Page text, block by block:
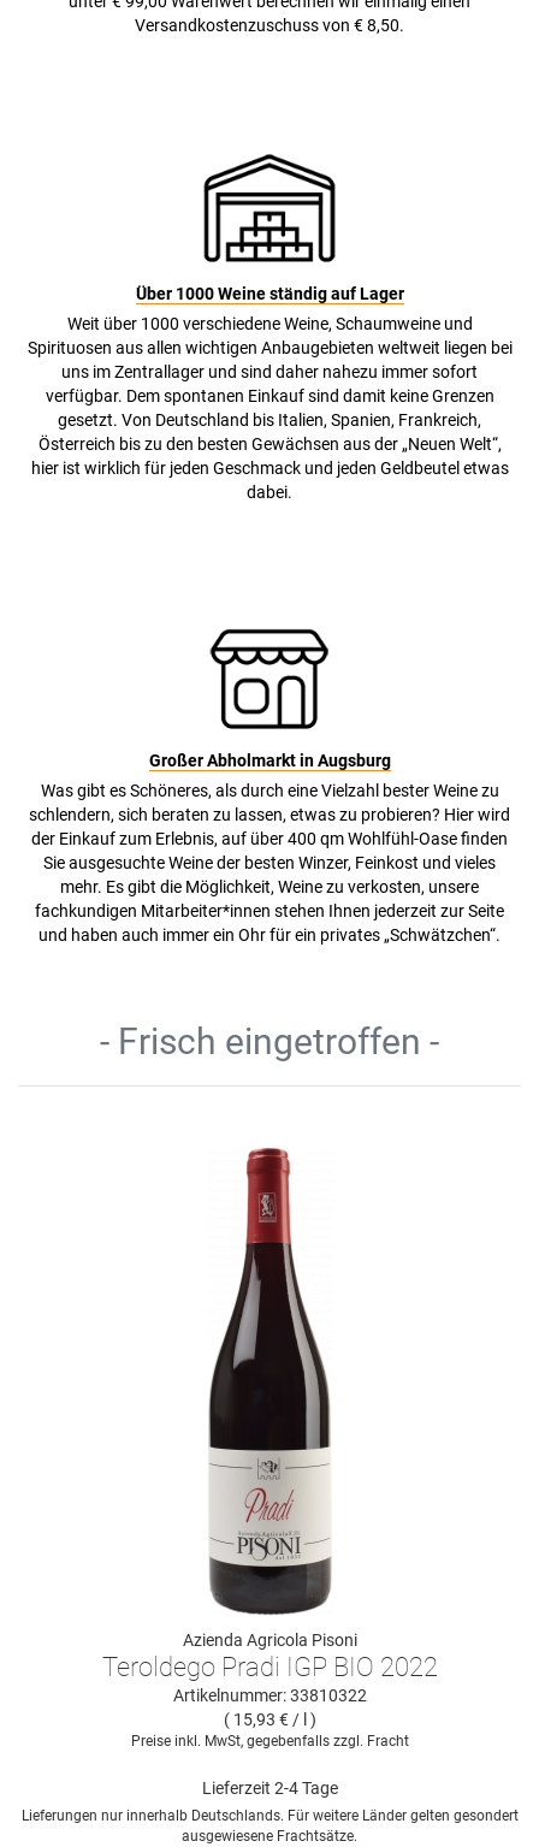
Versandkostenzuschuss von € 8,50.
Über 1000 Weine ständig auf Lager
Weit über 1000 verschiedene Weine, Schaumweine und
Spirituosen aus allen wichtigen Anbaugebieten weltweit liegen bei
uns im Zentrallager und sind daher nahezu immer sofort
verfügbar. Dem spontanen Einkauf sind damit keine Grenzen
gesetzt. Von Deutschland bis Italien, Spanien, Frankreich,
Österreich bis zu den besten Gewächsen aus der „Neuen Welt“,
hier ist wirklich für jeden Geschmack und jeden Geldbeutel etwas
dabei.
Großer Abholmarkt in Augsburg
Was gibt es Schöneres, als durch eine Vielzahl bester Weine zu
schlendern, sich beraten zu lassen, etwas zu probieren? Hier wird
der Einkauf zum Erlebnis, auf über 400 qm Wohlfühl-Oase finden
Sie ausgesuchte Weine der besten Winzer, Feinkost und vieles
mehr. Es gibt die Möglichkeit, Weine zu verkosten, unsere
fachkundigen Mitarbeiter*innen stehen Ihnen jederzeit zur Seite
und haben auch immer ein Ohr für ein privates „Schwätzchen“.
- Frisch eingetroffen -
Azienda Agricola Pisoni
Teroldego Pradi IGP BIO 2022
Artikelnummer: 33810322
( 15,93 € / l )
Preise inkl. MwSt, gegebenfalls zzgl. Fracht
Lieferzeit 2-4 Tage
Lieferungen nur innerhalb Deutschlands. Für weitere Länder gelten gesondert
ausgewiesene Frachtsätze.